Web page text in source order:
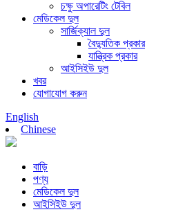
চক্ষু অপারেটিং টেবিল
মেডিকেল দুল
সার্জিক্যাল দুল
বৈদ্যুতিক প্রকার
যান্ত্রিক প্রকার
আইসিইউ দুল
খবর
যোগাযোগ করুন
English
Chinese
বাড়ি
পণ্য
মেডিকেল দুল
আইসিইউ দুল